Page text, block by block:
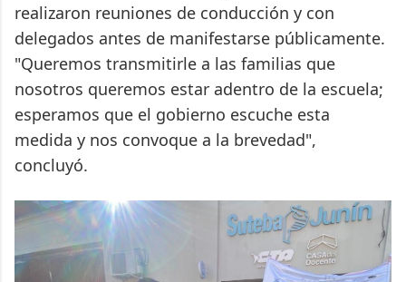
realizaron reuniones de conducción y con
delegados antes de manifestarse públicamente.
"Queremos transmitirle a las familias que
nosotros queremos estar adentro de la escuela;
esperamos que el gobierno escuche esta
medida y nos convoque a la brevedad",
concluyó.